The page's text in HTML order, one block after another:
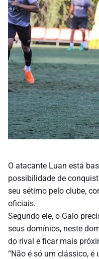
O atacante Luan está
possibilidade de
seu sétimo pelo clube,
oficiais.
Segundo ele, o Galo
seus domínios, neste
do rival e ficar mais
“Não é só um clássico,